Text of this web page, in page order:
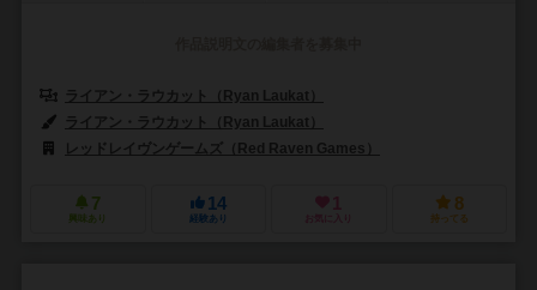
ライアン・ラウカット（Ryan Laukat）
ライアン・ラウカット（Ryan Laukat）
レッドレイヴンゲームズ（Red Raven Games）
7
興味あり
14
経験あり
1
お気に入り
8
持ってる